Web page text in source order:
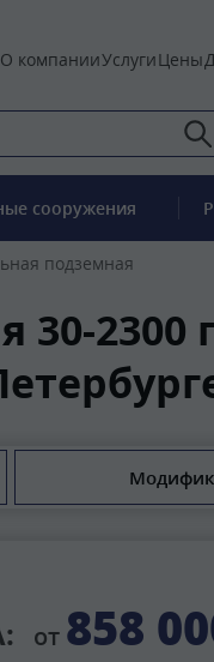
О компанииУслугиЦены
сооружения
подземная
30-
от 858